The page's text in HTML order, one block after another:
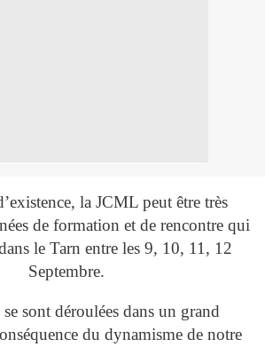
la JCML peut être très
de formation et de rencontre qui
le Tarn entre les 9, 10, 11, 12
Septembre.
sont déroulées dans un grand
du dynamisme de notre